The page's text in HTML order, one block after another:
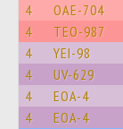
4 OAE-704
4 TEO-987
4 YEI-98
4 UV-629
4 EOA-4
4 EOA-4